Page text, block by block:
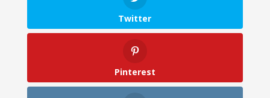
Twitter
Pinterest